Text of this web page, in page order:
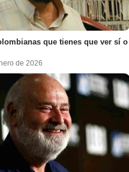
que tienes que ver sí o
de 2026